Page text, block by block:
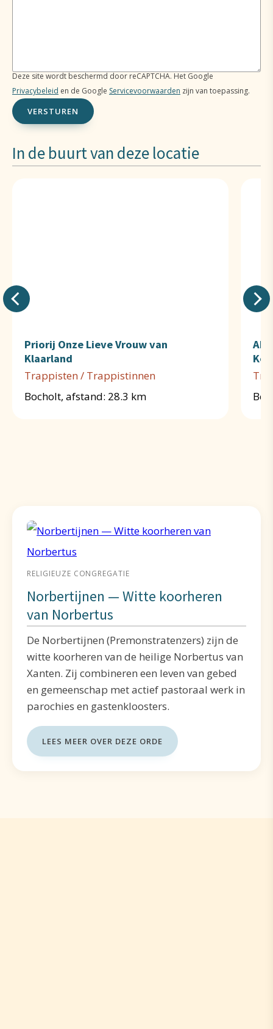
Deze site wordt beschermd door reCAPTCHA. Het Google
Privacybeleid en de Google Servicevoorwaarden zijn van toepassing.
In de buurt van deze locatie
Priorij Onze Lieve Vrouw van
Klaarland
Trappisten / Trappistinnen
Bocholt, afstand: 28.3 km
RELIGIEUZE CONGREGATIE
Norbertijnen — Witte koorheren
van Norbertus
De Norbertijnen (Premonstratenzers) zijn de
witte koorheren van de heilige Norbertus van
Xanten. Zij combineren een leven van gebed
en gemeenschap met actief pastoraal werk in
parochies en gastenkloosters.
LEES MEER OVER DEZE ORDE